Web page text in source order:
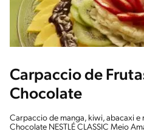
Carpaccio de
Chocolate
Carpaccio de manga, kiwi, abacaxi
Chocolate NESTLÉ CLASSIC Meio